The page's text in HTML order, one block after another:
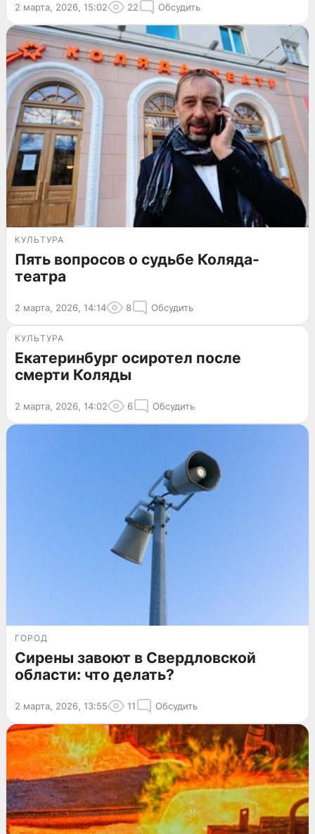
2 марта, 2026, 15:02 22 Обсудить
КУЛЬТУРА
Пять вопросов о судьбе Коляда-
театра
2 марта, 2026, 14:14 8 Обсудить
КУЛЬТУРА
Екатеринбург осиротел после
смерти Коляды
2 марта, 2026, 14:02 6 Обсудить
ГОРОД
Сирены завоют в Свердловской
области: что делать?
2 марта, 2026, 13:55 11 Обсудить